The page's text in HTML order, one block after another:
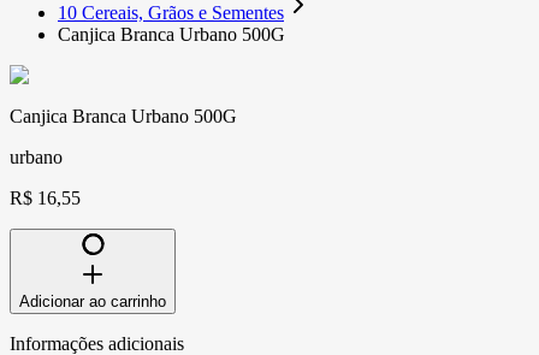
10 Cereais, Grãos e Sementes
Canjica Branca Urbano 500G
Canjica Branca Urbano 500G
urbano
R$ 16,55
Adicionar ao carrinho
Informações adicionais